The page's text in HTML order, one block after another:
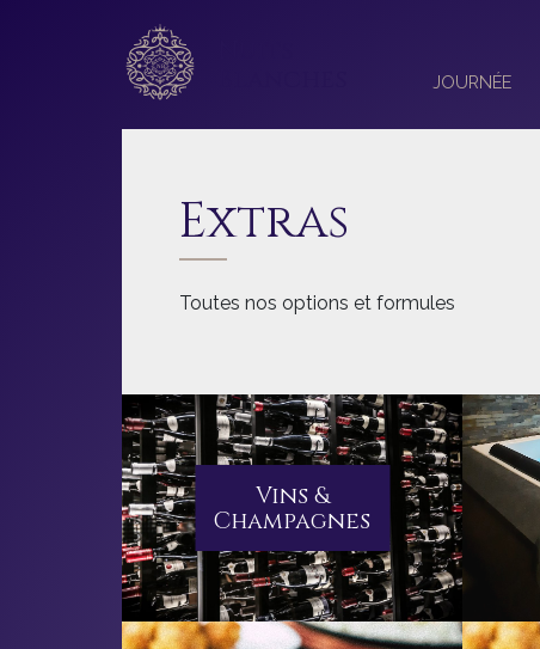
JOURNÉE
Extras
Toutes nos options et formules
Vins &
Champagnes